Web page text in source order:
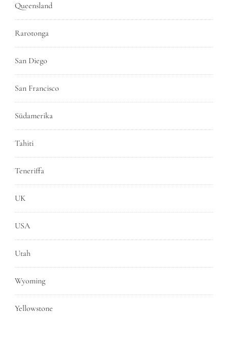
Queensland
Rarotonga
San Diego
San Francisco
Südamerika
Tahiti
Teneriffa
UK
USA
Utah
Wyoming
Yellowstone